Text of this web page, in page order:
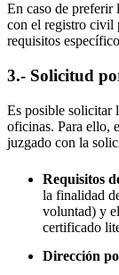
En caso de preferir
con el registro civil
requisitos
3.- Solicitud
Es posible solicitar
oficinas. Para ello,
juzgado con la
Requisitos
la finalidad
voluntad) y
certificado
Dirección